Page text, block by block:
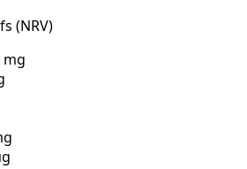
(NRV)
mg